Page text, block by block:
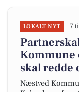
LOKALT NYT 7
Kommune
skal redde
Næstved